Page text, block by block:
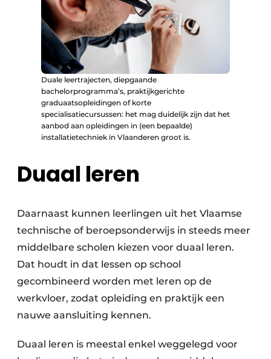
Duale leertrajecten, diepgaande
bachelorprogramma’s, praktijkgerichte
graduaatsopleidingen of korte
specialisatiecursussen: het mag duidelijk zijn dat het
aanbod aan opleidingen in (een bepaalde)
installatietechniek in Vlaanderen groot is.
Duaal leren
Daarnaast kunnen leerlingen uit het Vlaamse
technische of beroepsonderwijs in steeds meer
middelbare scholen kiezen voor duaal leren.
Dat houdt in dat lessen op school
gecombineerd worden met leren op de
werkvloer, zodat opleiding en praktijk een
nauwe aansluiting kennen.
Duaal leren is meestal enkel weggelegd voor